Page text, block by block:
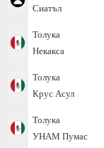
Сиатъл
Толука
Некакса
Толука
Крус Асул
Толука
УНАМ Пумас